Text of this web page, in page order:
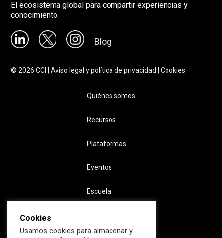
El ecosistema global para compartir experiencias y
conocimiento.
Blog
©2026 CCI |Aviso legal y política de privacidad |Cookies
Quiénes somos
Recursos
Plataformas
Eventos
Escuela
Cookies
Usamos cookies para almacenar y